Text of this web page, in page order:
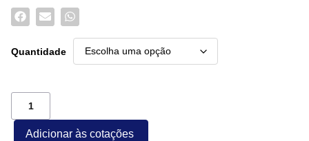
Quantidade
Adicionar às cotações